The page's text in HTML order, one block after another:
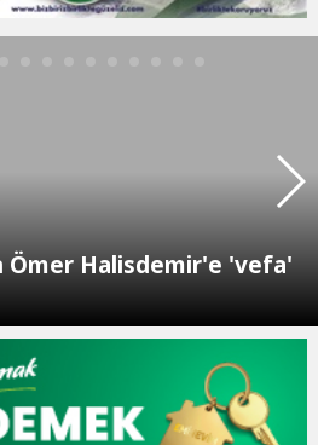
Ömer Halisdemir'e 'vefa'